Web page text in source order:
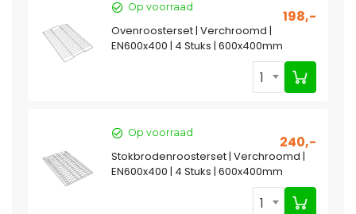
Op voorraad
198,-
Ovenroosterset | Verchroomd |
EN600x400 | 4 Stuks | 600x400mm
1
Op voorraad
240,-
Stokbrodenroosterset | Verchroomd |
EN600x400 | 4 Stuks | 600x400mm
1